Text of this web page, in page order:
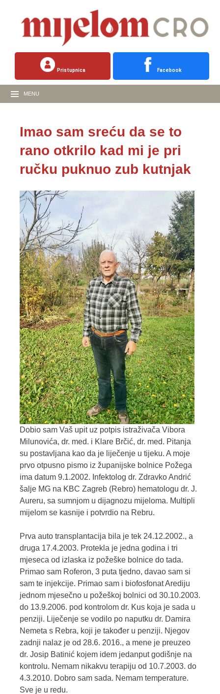
Pristupnica Facebook
MENU
Imao sam sreću da se to
rano otkrilo kad mi je pri
ručku puknuo zub kutnjak
Dobio sam Vaš upit uz potpis istraživača Vibora
Milunovića, dr. med. i Klare Brčić, dr. med. Pitanja
su postavljana kao da je liječenje u tijeku. A moje
prvo otpusno pismo iz županijske bolnice Požega
ima datum 9.1.2002. Infektolog dr. Zdravko Andrić
šalje MG na KBC Zagreb (Rebro) hematologu dr. J.
Aureru, sa sumnjom u dijagnozu mijeloma. Multipli
mijelom se kasnije i potvrdio na Rebru.
Prva auto transplantacija bila je tek 24.12.2002., a
druga 17.4.2003. Protekla je jedna godina i tri
mjeseca od izlaska iz požeške bolnice do tada.
Primao sam Roferon, 3 puta tjedno, davao sam si
sam te injekcije. Primao sam i biofosfonat Arediju
jednom mjesečno u požeškoj bolnici od 30.10.2003.
do 13.9.2006. pod kontrolom dr. Kus koja je sada u
penziji. Liječenje se vodilo po naputku dr. Damira
Nemeta s Rebra, koji je također u penziji. Njegov
zadnji nalaz je od 28.6. 2016., a mene je preuzeo
dr. Josip Batinić kojem idem jedanput godišnje na
kontrolu. Nemam nikakvu terapiju od 10.7.2003. do
4.3.2010. Dobro sam sada. Nemam temperature.
Sve je u redu.